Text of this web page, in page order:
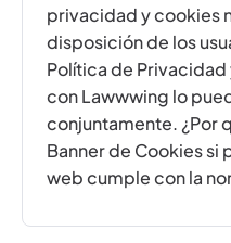
privacidad y cookies
disposición de los
Política de Privacidad
con Lawwwing lo
conjuntamente. ¿Por
Banner de Cookies si
web cumple con la